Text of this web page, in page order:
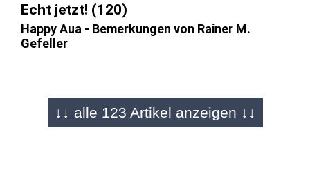
Echt jetzt! (120)
Happy Aua - Bemerkungen von Rainer M.
Gefeller
REGION - 25.07.2026
Echt jetzt! (119)
↓↓ alle 123 Artikel anzeigen ↓↓